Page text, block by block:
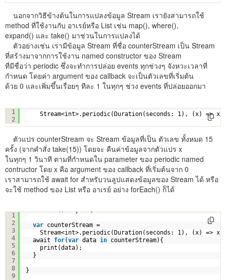
นอกจากวิธีข้างต้นในการแปลงข้อมูล Stream เรายังสามารถใช้
method ที่ใช้งานกับ อาเรย์หรือ List เช่น map(), where(),
expand() และ take() มาช่วนในการแปลงได้
ตัวอย่างเช่น เรามีข้อมูล Stream ที่ชื่อ counterStream เป็น Stream
ที่สร้างมาจากการใช้งาน named constructor ของ Stream
ที่มีชื่อว่า periodic ซึ่งจะทำการปล่อย events ทุกช่วงๆ จังหวะเวลาที่
กำหนด โดยค่า argument ของ callback จะเป็นตัวเลขที่เริ่มต้น
ด้วย 0 และเพิ่มขึ้นเรื่อยๆ ทีละ 1 ในทุกๆ ช่วง events ที่ปล่อยออกมา
1
2
Stream<int>.periodic(Duration(seconds: 1), (x) =>
ตัวแปร counterStream จะ Stream ข้อมูลที่เป็น ตัวเลข ทั้งหมด 15
ครั้ง (จากคำสั่ง take(15)) โดยจะ คืนค่าข้อมูลจากตัวแปร x
ในทุกๆ 1 วินาที ตามที่กำหนดใน parameter ของ periodic named
contructor โดย x คือ argument ของ callback ที่เริ่มต้นจาก 0
เราสามารถใช้ await for สำหรับวนลูปแสดงข้อมูลของ Stream ได้ หรือ
จะใช้ method ของ List หรือ อาเรย์ อย่าง forEach() ก็ได้
1
2
3
4
5
6
7
8
9
var counterStream =
Stream<int>.periodic(Duration(seconds: 1), (x) =>
await for(var data in counterStream){
print(data);
}
}